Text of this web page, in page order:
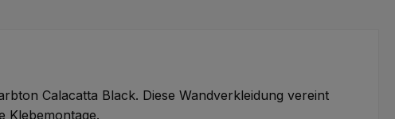
Calacatta Black. Diese Wandverkleidung vereint
Klebemontage.